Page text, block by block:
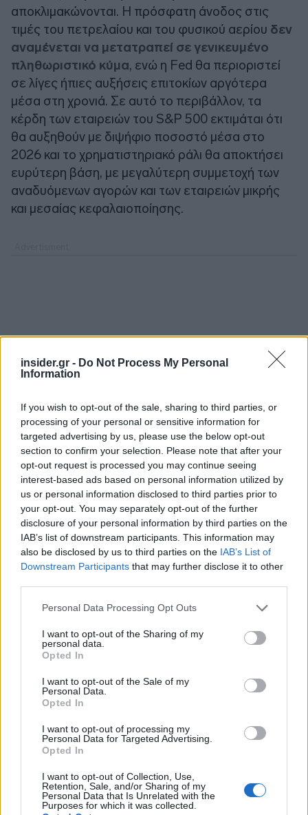
insider.gr - Do Not Process My Personal
Information
If you wish to opt-out of the sale, sharing to third parties, or
processing of your personal or sensitive information for
targeted advertising by us, please use the below opt-out
section to confirm your selection. Please note that after your
opt-out request is processed you may continue seeing
interest-based ads based on personal information utilized by
us or personal information disclosed to third parties prior to
your opt-out. You may separately opt-out of the further
disclosure of your personal information by third parties on the
IAB’s list of downstream participants. This information may
also be disclosed by us to third parties on the IAB’s List of
Downstream Participants that may further disclose it to other
Please note that this website/app uses one or more Google
not limited to your visit or usage behaviour. You may click to
grant or deny consent to Google and its third-party tags to
use your data for below specified purposes in below Google
consent section.
Personal Data Processing Opt Outs
I want to opt-out of the Sharing of my
personal data.
Opted In
I want to opt-out of the Sale of my
Personal Data.
Opted In
I want to opt-out of processing my
Personal Data for Targeted Advertising.
Opted In
I want to opt-out of Collection, Use,
Retention, Sale, and/or Sharing of my
Personal Data that Is Unrelated with the
Purposes for which it was collected.
αποκλιμακώνονται. Η πρόσφατη άνοδος στις
τιμές του πετρελαίου και του φυσικού αερίου δεν
αναμένεται να μετατραπεί σε γενικευμένο
πληθωριστικό κύμα, ενώ η Fed θα περιοριστεί
σε λίγες ήπιες αυξήσεις επιτοκίων αργότερα
μέσα στη χρονιά. Σε αυτό το περιβάλλον, τα
κέρδη των εταιρειών του S&P 500 εκτιμάται ότι
θα αυξηθούν με διψήφιο ποσοστό μέσα στο
2026 και το χρηματιστηριακό ράλι θα αποκτήσει
ευρύτερη βάση, με μεγαλύτερη συμμετοχή των
αναδυόμενων αγορών και των εταιρειών μικρής
και μεσαίας κεφαλαιοποίησης.
Για τοαισιόδοξο σενάριοη BofA αυξάνει τις
πιθανότητες στο 25% από 15%, ένα σενάριο που
εταιρικών κερδών, ταχύτερη αποκλιμάκωση των
γεωπολιτικών εντάσεων και αισθητά υψηλότερη
οικονομική ανάπτυξη. Σε αυτή την περίπτωση, η
Fed θα διατηρήσει τα επιτόκια αμετάβλητα ή θα
προχωρήσει το πολύ σε μία ακόμη αύξηση.